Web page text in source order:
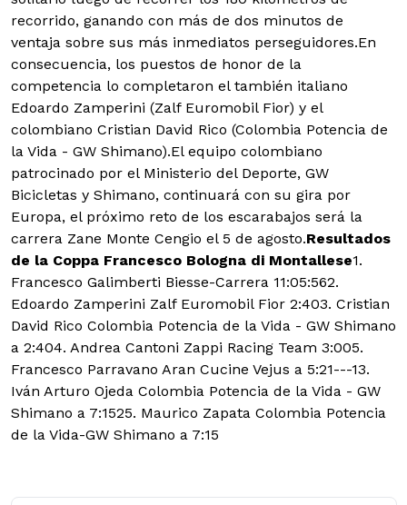
recorrido, ganando con más de dos minutos de
ventaja sobre sus más inmediatos perseguidores.En
consecuencia, los puestos de honor de la
competencia lo completaron el también italiano
Edoardo Zamperini (Zalf Euromobil Fior) y el
colombiano Cristian David Rico (Colombia Potencia de
la Vida - GW Shimano).El equipo colombiano
patrocinado por el Ministerio del Deporte, GW
Bicicletas y Shimano, continuará con su gira por
Europa, el próximo reto de los escarabajos será la
carrera Zane Monte Cengio el 5 de agosto.Resultados
de la Coppa Francesco Bologna di Montallese1.
Francesco Galimberti Biesse-Carrera 11:05:562.
Edoardo Zamperini Zalf Euromobil Fior 2:403. Cristian
David Rico Colombia Potencia de la Vida - GW Shimano
a 2:404. Andrea Cantoni Zappi Racing Team 3:005.
Francesco Parravano Aran Cucine Vejus a 5:21---13.
Iván Arturo Ojeda Colombia Potencia de la Vida - GW
Shimano a 7:1525. Maurico Zapata Colombia Potencia
de la Vida-GW Shimano a 7:15